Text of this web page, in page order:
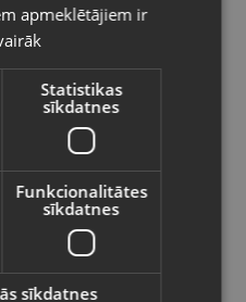
(A336B/DSN)
izvēlētajā
apmeklētājiem ir
Statistikas
sīkdatnes
Funkcionalitātes
sīkdatnes
sīkdatnes